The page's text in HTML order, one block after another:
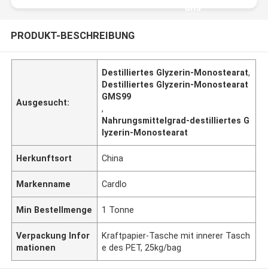
uns
PRODUKT-BESCHREIBUNG
Ausgesucht:
Destilliertes Glyzerin-Monostearat,
Destilliertes Glyzerin-Monostearat
GMS99
,
Nahrungsmittelgrad-destilliertes G
lyzerin-Monostearat
Herkunftsort China
Markenname Cardlo
Min Bestellmenge 1 Tonne
Verpackung Infor
mationen
Kraftpapier-Tasche mit innerer Tasch
e des PET, 25kg/bag